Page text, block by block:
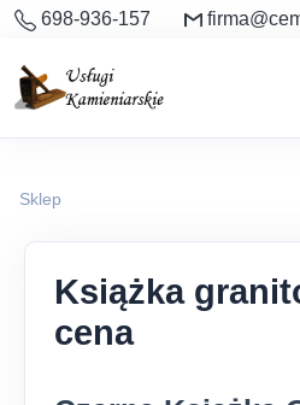
698-936-157
Sklep
Książka
cena